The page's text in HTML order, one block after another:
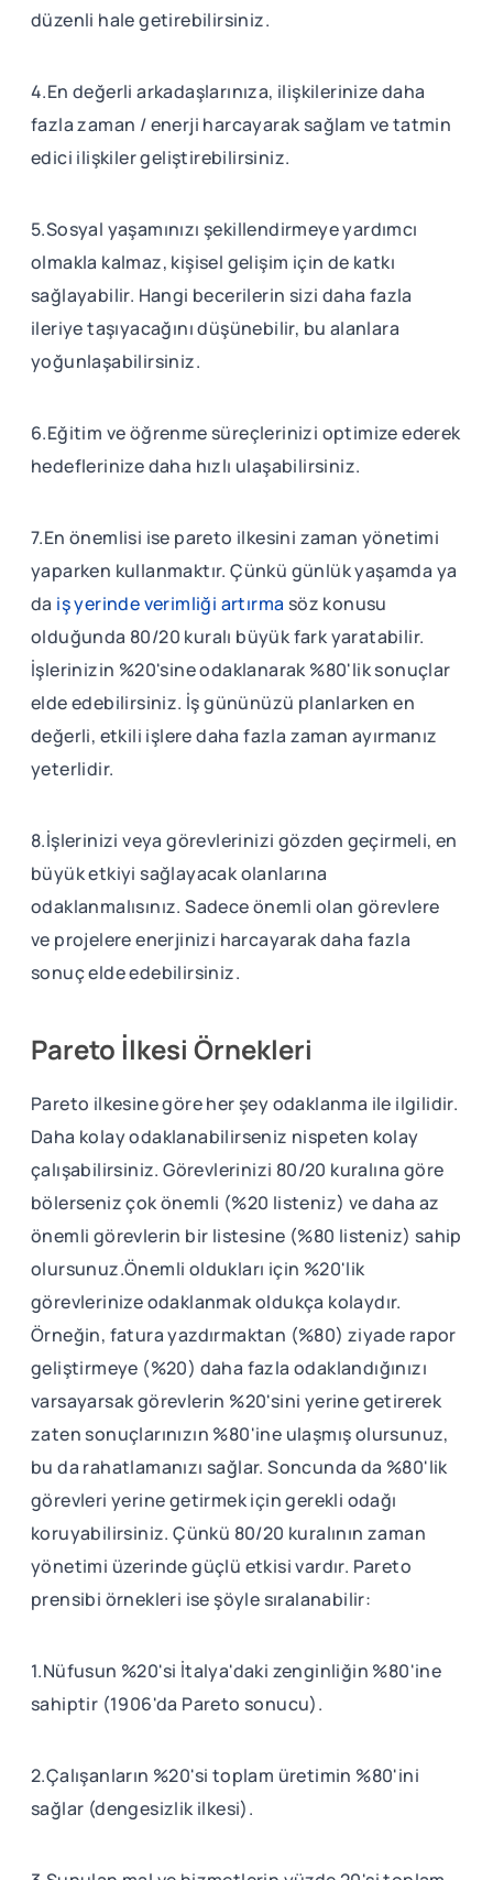
düzenli hale getirebilirsiniz.
4.En değerli arkadaşlarınıza, ilişkilerinize daha
fazla zaman / enerji harcayarak sağlam ve tatmin
edici ilişkiler geliştirebilirsiniz.
5.Sosyal yaşamınızı şekillendirmeye yardımcı
olmakla kalmaz, kişisel gelişim için de katkı
sağlayabilir. Hangi becerilerin sizi daha fazla
ileriye taşıyacağını düşünebilir, bu alanlara
yoğunlaşabilirsiniz.
6.Eğitim ve öğrenme süreçlerinizi optimize ederek
hedeflerinize daha hızlı ulaşabilirsiniz.
7.En önemlisi ise pareto ilkesini zaman yönetimi
yaparken kullanmaktır. Çünkü günlük yaşamda ya
da iş yerinde verimliği artırma söz konusu
olduğunda 80/20 kuralı büyük fark yaratabilir.
İşlerinizin %20'sine odaklanarak %80'lik sonuçlar
elde edebilirsiniz. İş gününüzü planlarken en
değerli, etkili işlere daha fazla zaman ayırmanız
yeterlidir.
8.İşlerinizi veya görevlerinizi gözden geçirmeli, en
büyük etkiyi sağlayacak olanlarına
odaklanmalısınız. Sadece önemli olan görevlere
ve projelere enerjinizi harcayarak daha fazla
sonuç elde edebilirsiniz.
Pareto İlkesi Örnekleri
Pareto ilkesine göre her şey odaklanma ile ilgilidir.
Daha kolay odaklanabilirseniz nispeten kolay
çalışabilirsiniz. Görevlerinizi 80/20 kuralına göre
bölerseniz çok önemli (%20 listeniz) ve daha az
önemli görevlerin bir listesine (%80 listeniz) sahip
olursunuz.Önemli oldukları için %20'lik
görevlerinize odaklanmak oldukça kolaydır.
Örneğin, fatura yazdırmaktan (%80) ziyade rapor
geliştirmeye (%20) daha fazla odaklandığınızı
varsayarsak görevlerin %20'sini yerine getirerek
zaten sonuçlarınızın %80'ine ulaşmış olursunuz,
bu da rahatlamanızı sağlar. Soncunda da %80'lik
görevleri yerine getirmek için gerekli odağı
koruyabilirsiniz. Çünkü 80/20 kuralının zaman
yönetimi üzerinde güçlü etkisi vardır. Pareto
prensibi örnekleri ise şöyle sıralanabilir:
1.Nüfusun %20'si İtalya'daki zenginliğin %80'ine
sahiptir (1906'da Pareto sonucu).
2.Çalışanların %20'si toplam üretimin %80'ini
sağlar (dengesizlik ilkesi).